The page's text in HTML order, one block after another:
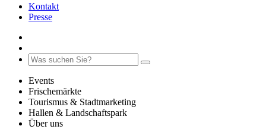
Kontakt
Presse
Events
Frischemärkte
Tourismus & Stadtmarketing
Hallen & Landschaftspark
Über uns